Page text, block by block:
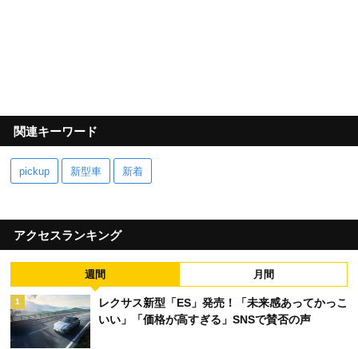
関連キーワード
pickup 新型車 新着
アクセスランキング
週間 月間
1
レクサス新型「ES」発売！「未来感あってかっこ
いい」「価格が高すぎる」SNSで賛否の声